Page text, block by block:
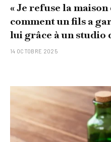
« Je refuse la
comment un fils a
lui grâce à un studio
14 OCTOBRE 2025